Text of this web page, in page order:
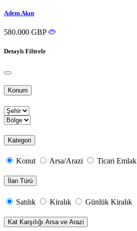
Adem Akın
580.000 GBP
Detaylı Filtrele
Konum
Kategori
Konut Arsa/Arazi Ticari Emlak
İlan Türü
Satılık Kiralık Günlük Kiralık
Kat Karşılığı Arsa ve Arazi